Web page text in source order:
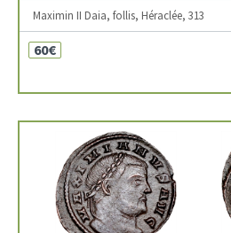
Maximin II Daia, follis, Héraclée, 313
60€